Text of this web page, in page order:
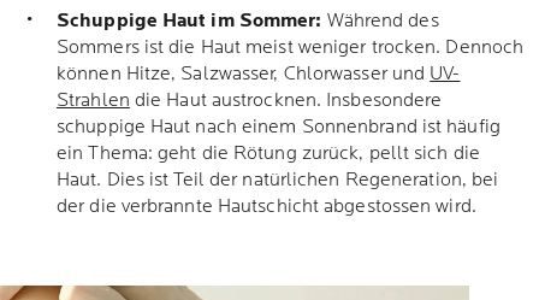
Schuppige Haut im Sommer: Während des
Sommers ist die Haut meist weniger trocken. Dennoch
können Hitze, Salzwasser, Chlorwasser und UV-
Strahlen die Haut austrocknen. Insbesondere
schuppige Haut nach einem Sonnenbrand ist häufig
ein Thema: geht die Rötung zurück, pellt sich die
Haut. Dies ist Teil der natürlichen Regeneration, bei
der die verbrannte Hautschicht abgestossen wird.